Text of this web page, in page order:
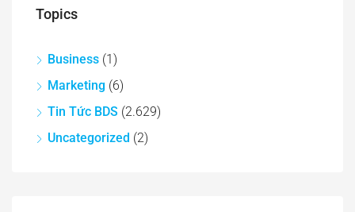
Topics
Business (1)
Marketing (6)
Tin Tức BDS (2.629)
Uncategorized (2)